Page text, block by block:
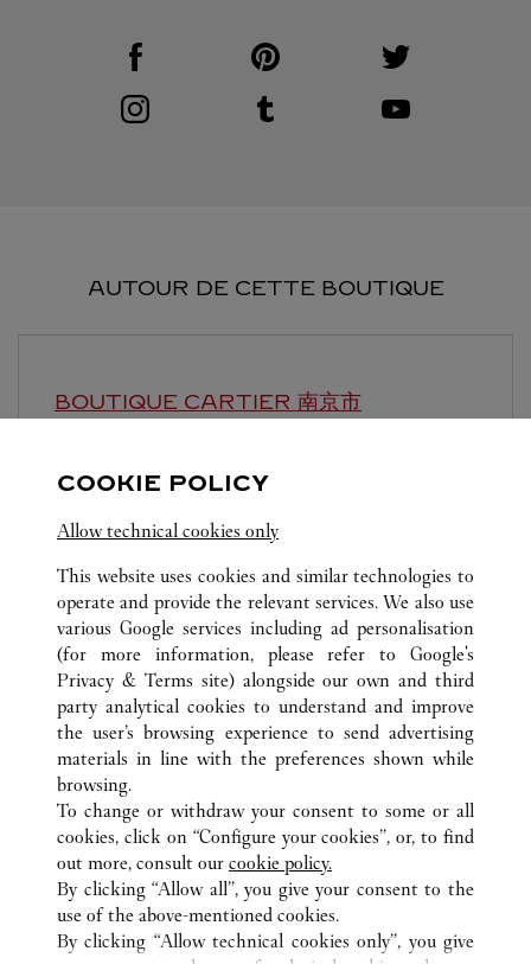
Visit us on Facebook
Link Opens in New Tab
Visit us on Instagram
Link Opens in New Tab
Visit us on Pinterest
Link Opens in New Tab
Visit us on Tumblr
Link Opens in New Tab
Visit us on Twitter
Link Opens in New
AUTOUR DE CETTE BOUTIQUE
BOUTIQUE CARTIER 南京市
江苏省 南京市 建邺区
TOUTES LES BOUTIQUES CARTIER CHINE
JIANGSU
NANJING
NO.18 ZHONGSHAN ROAD
CUSTOMER CARE
NOUS CONTACTER
NOTRE ENTREPRISE
CARRIÈRES
COOKIE POLICY
Allow technical cookies only
This website uses cookies and similar technologies to
operate and provide the relevant services. We also use
various Google services including ad personalisation
(for more information, please refer to Google's
Privacy & Terms site) alongside our own and third
party analytical cookies to understand and improve
the user’s browsing experience to send advertising
materials in line with the preferences shown while
browsing.
To change or withdraw your consent to some or all
cookies, click on “Configure your cookies”, or, to find
out more, consult our cookie policy.
By clicking “Allow all”, you give your consent to the
use of the above-mentioned cookies.
By clicking “Allow technical cookies only”, you give